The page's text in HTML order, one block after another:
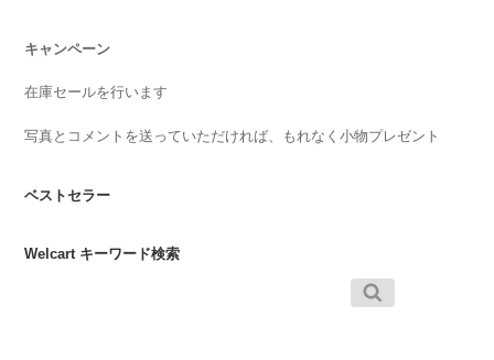
キャンペーン
在庫セールを行います
写真とコメントを送っていただければ、もれなく小物プレゼント
ベストセラー
Welcart キーワード検索